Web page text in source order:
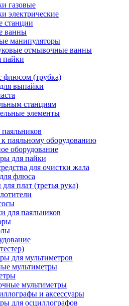
газовые
электрические
станции
ванны
манипуляторы
отмывочные ванны
пайки
флюсом (трубка)
выпайки
станциям
элементы
к паяльному оборудованию
оборудование
для пайки
для очистки жала
флюса
плат (третья рука)
для паяльников
для мультиметров
мультиметры
мультиметры
и аксессуары
для осциллографов